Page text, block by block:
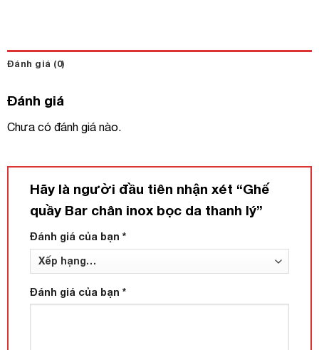
Đánh giá (0)
Đánh giá
Chưa có đánh giá nào.
Hãy là người đầu tiên nhận xét “Ghế
quầy Bar chân inox bọc da thanh lý”
Đánh giá của bạn *
Đánh giá của bạn *